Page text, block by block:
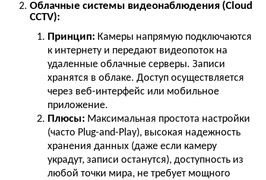
Облачные системы видеонаблюдения (Cloud
CCTV):
Принцип: Камеры напрямую подключаются
к интернету и передают видеопоток на
удаленные облачные серверы. Записи
хранятся в облаке. Доступ осуществляется
через веб-интерфейс или мобильное
приложение.
Плюсы: Максимальная простота настройки
(часто Plug-and-Play), высокая надежность
хранения данных (даже если камеру
украдут, записи останутся), доступность из
любой точки мира, не требует мощного